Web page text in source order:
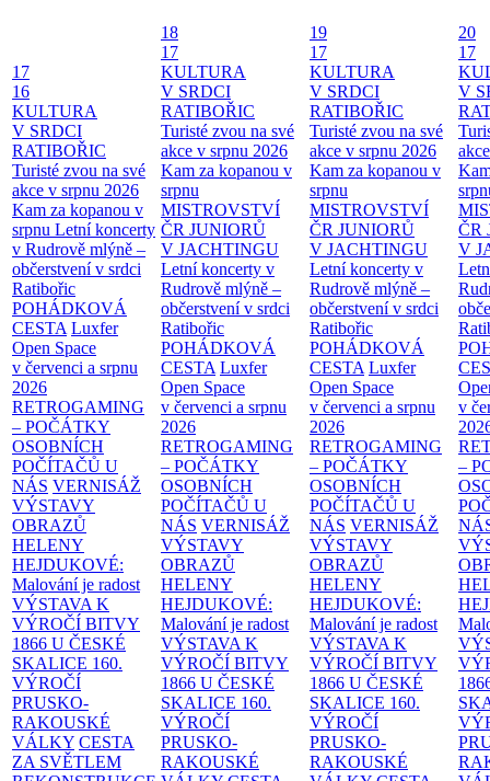
17
16
KULTURA
V SRDCI
RATIBOŘIC
Turisté zvou na své
akce v srpnu 2026
Kam za kopanou v
srpnu Letní koncerty
v Rudrově mlýně –
občerstvení v srdci
Ratibořic
POHÁDKOVÁ
CESTA Luxfer
Open Space
v červenci a srpnu
2026
RETROGAMING
– POČÁTKY
OSOBNÍCH
POČÍTAČŮ U
NÁS VERNISÁŽ
VÝSTAVY
OBRAZŮ
HELENY
HEJDUKOVÉ:
Malování je radost
VÝSTAVA K
VÝROČÍ BITVY
1866 U ČESKÉ
SKALICE 160.
VÝROČÍ
PRUSKO-
RAKOUSKÉ
VÁLKY CESTA
ZA SVĚTLEM
18
17
KULTURA
V SRDCI
RATIBOŘIC
Turisté zvou na své
akce v srpnu 2026
Kam za kopanou v
srpnu
MISTROVSTVÍ
ČR JUNIORŮ
V JACHTINGU
Letní koncerty v
Rudrově mlýně –
občerstvení v srdci
Ratibořic
POHÁDKOVÁ
CESTA Luxfer
Open Space
v červenci a srpnu
2026
RETROGAMING
– POČÁTKY
OSOBNÍCH
POČÍTAČŮ U
NÁS VERNISÁŽ
VÝSTAVY
OBRAZŮ
HELENY
HEJDUKOVÉ:
Malování je radost
VÝSTAVA K
VÝROČÍ BITVY
1866 U ČESKÉ
SKALICE 160.
VÝROČÍ
PRUSKO-
RAKOUSKÉ
19
17
KULTURA
V SRDCI
RATIBOŘIC
Turisté zvou na své
akce v srpnu 2026
Kam za kopanou v
srpnu
MISTROVSTVÍ
ČR JUNIORŮ
V JACHTINGU
Letní koncerty v
Rudrově mlýně –
občerstvení v srdci
Ratibořic
POHÁDKOVÁ
CESTA Luxfer
Open Space
v červenci a srpnu
2026
RETROGAMING
– POČÁTKY
OSOBNÍCH
POČÍTAČŮ U
NÁS VERNISÁŽ
VÝSTAVY
OBRAZŮ
HELENY
HEJDUKOVÉ:
Malování je radost
VÝSTAVA K
VÝROČÍ BITVY
1866 U ČESKÉ
SKALICE 160.
VÝROČÍ
PRUSKO-
RAKOUSKÉ
20
17
V
ČR
V
v
–